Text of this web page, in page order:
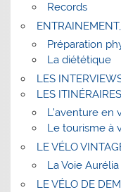
Records
Préparation
La diététique
LES
LES ITINÉRAIRES
L’aventure en
Le tourisme à
LE VÉLO
La Voie Aurélia
LE VÉLO DE